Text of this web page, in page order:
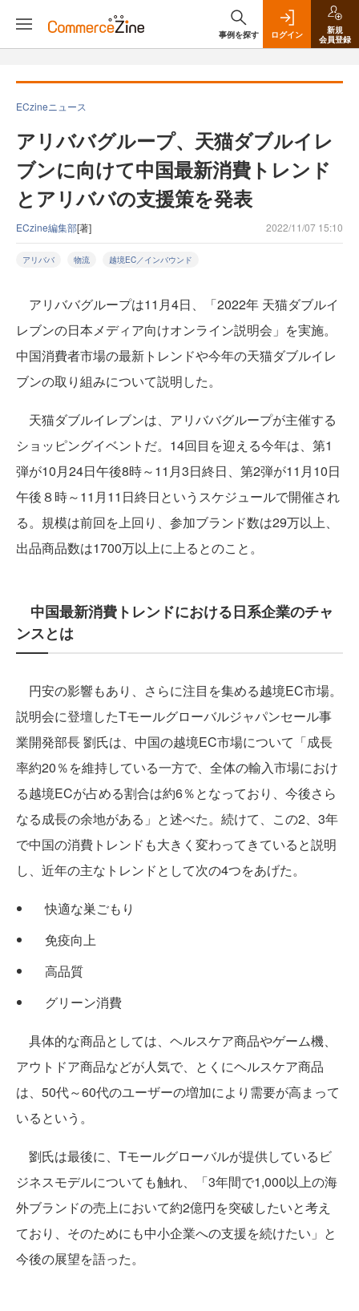
事例を探す ログイン
新規
会員登録
ECzineニュース
アリババグループ、天猫ダブルイレ
ブンに向けて中国最新消費トレンド
とアリババの支援策を発表
ECzine編集部[著] 2022/11/07 15:10
アリババ 物流 越境EC／インバウンド
アリババグループは11月4日、「2022年 天猫ダブルイ
レブンの⽇本メディア向けオンライン説明会」を実施。
中国消費者市場の最新トレンドや今年の天猫ダブルイレ
ブンの取り組みについて説明した。
天猫ダブルイレブンは、アリババグループが主催する
ショッピングイベントだ。14回目を迎える今年は、第1
弾が10月24日午後8時～11月3日終日、第2弾が11月10日
午後８時～11月11日終日というスケジュールで開催され
る。規模は前回を上回り、参加ブランド数は29万以上、
出品商品数は1700万以上に上るとのこと。
中国最新消費トレンドにおける日系企業のチャ
ンスとは
円安の影響もあり、さらに注目を集める越境EC市場。
説明会に登壇したTモールグローバルジャパンセール事
業開発部長 劉氏は、中国の越境EC市場について「成長
率約20％を維持している一方で、全体の輸入市場におけ
る越境ECが占める割合は約6％となっており、今後さら
なる成長の余地がある」と述べた。続けて、この2、3年
で中国の消費トレンドも大きく変わってきていると説明
し、近年の主なトレンドとして次の4つをあげた。
快適な巣ごもり
免疫向上
高品質
グリーン消費
具体的な商品としては、ヘルスケア商品やゲーム機、
アウトドア商品などが人気で、とくにヘルスケア商品
は、50代～60代のユーザーの増加により需要が高まって
いるという。
劉氏は最後に、Tモールグローバルが提供しているビ
ジネスモデルについても触れ、「3年間で1,000以上の海
外ブランドの売上において約2億円を突破したいと考え
ており、そのためにも中小企業への支援を続けたい」と
今後の展望を語った。